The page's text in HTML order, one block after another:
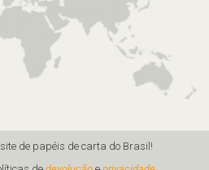
de papéis de carta do Brasil!